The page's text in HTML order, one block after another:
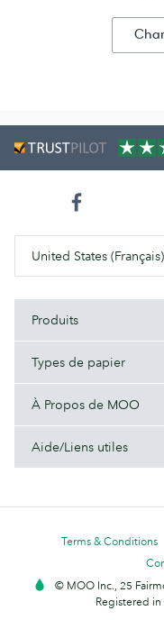
United States (Français)
Produits
Types de papier
À Propos de MOO
Aide/Liens utiles
Terms & Conditions
© MOO Inc., 25
Registered